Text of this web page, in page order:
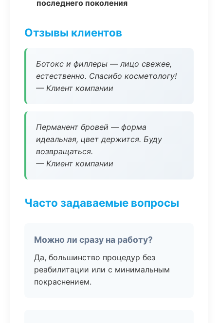
последнего поколения
Отзывы клиентов
Ботокс и филлеры — лицо свежее,
естественно. Спасибо косметологу!
— Клиент компании
Перманент бровей — форма
идеальная, цвет держится. Буду
возвращаться.
— Клиент компании
Часто задаваемые вопросы
Можно ли сразу на работу?
Да, большинство процедур без
реабилитации или с минимальным
покраснением.